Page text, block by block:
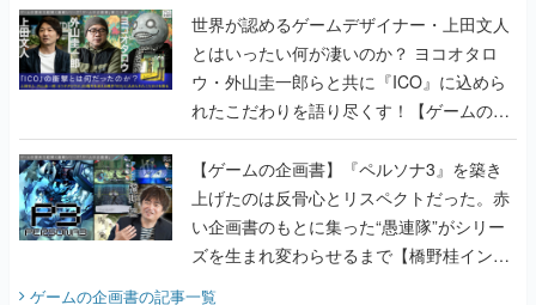
世界が認めるゲームデザイナー・上田文人
とはいったい何が凄いのか？ ヨコオタロ
ウ・外山圭一郎らと共に『ICO』に込めら
れたこだわりを語り尽くす！【ゲームの企
画書】
【ゲームの企画書】『ペルソナ3』を築き
上げたのは反骨心とリスペクトだった。赤
い企画書のもとに集った“愚連隊”がシリー
ズを生まれ変わらせるまで【橋野桂インタ
ゲームの企画書の記事一覧